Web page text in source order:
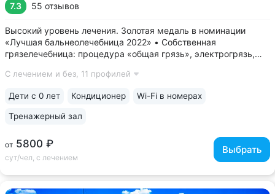
7.3 55 отзывов
Высокий уровень лечения. Золотая медаль в номинации
«Лучшая бальнеолечебница 2022» • Собственная
грязелечебница: процедура «общая грязь», электрогрязь,
Кавминвод, где есть лечебные барокамеры двух видов —
С лечением и без, 11 профилей
от 5800 ₽
сут/чел, с лечением
Выбрать
Дети с 0 лет Кондиционер Wi-Fi в номерах
Тренажерный зал